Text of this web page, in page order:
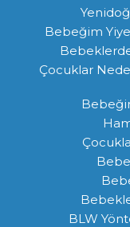
Bebeğim
Çocuklar
BLW